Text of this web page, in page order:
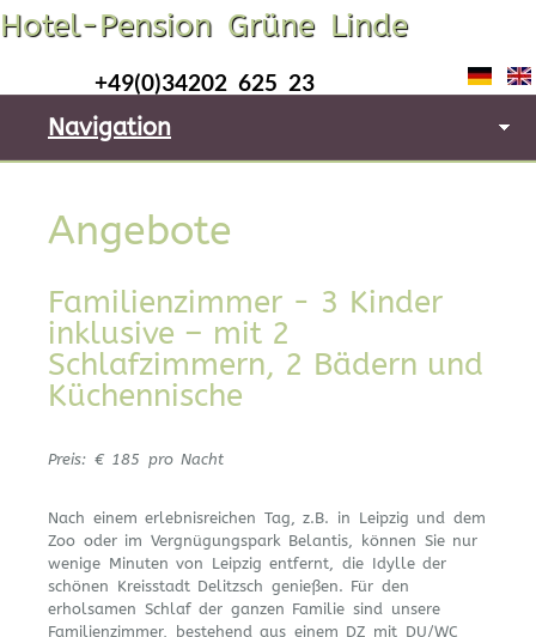
Hotel-Pension Grüne Linde
+49(0)34202 625 23
Navigation
Angebote
Familienzimmer - 3 Kinder
inklusive – mit 2
Schlafzimmern, 2 Bädern und
Küchennische
Preis: € 185 pro Nacht
Nach einem erlebnisreichen Tag, z.B. in Leipzig und dem
Zoo oder im Vergnügungspark Belantis, können Sie nur
wenige Minuten von Leipzig entfernt, die Idylle der
schönen Kreisstadt Delitzsch genießen. Für den
erholsamen Schlaf der ganzen Familie sind unsere
Familienzimmer, bestehend aus einem DZ mit DU/WC